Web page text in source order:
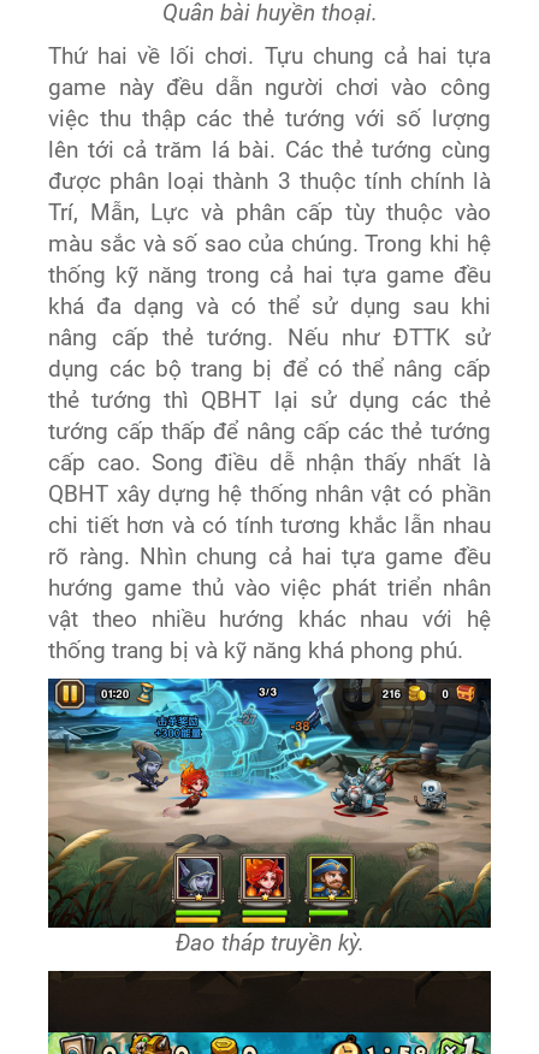
Quân bài huyền thoại.
Thứ hai về lối chơi. Tựu chung cả hai tựa
game này đều dẫn người chơi vào công
việc thu thập các thẻ tướng với số lượng
lên tới cả trăm lá bài. Các thẻ tướng cùng
được phân loại thành 3 thuộc tính chính là
Trí, Mẫn, Lực và phân cấp tùy thuộc vào
màu sắc và số sao của chúng. Trong khi hệ
thống kỹ năng trong cả hai tựa game đều
khá đa dạng và có thể sử dụng sau khi
nâng cấp thẻ tướng. Nếu như ĐTTK sử
dụng các bộ trang bị để có thể nâng cấp
thẻ tướng thì QBHT lại sử dụng các thẻ
tướng cấp thấp để nâng cấp các thẻ tướng
cấp cao. Song điều dễ nhận thấy nhất là
QBHT xây dựng hệ thống nhân vật có phần
chi tiết hơn và có tính tương khắc lẫn nhau
rõ ràng. Nhìn chung cả hai tựa game đều
hướng game thủ vào việc phát triển nhân
vật theo nhiều hướng khác nhau với hệ
thống trang bị và kỹ năng khá phong phú.
Đao tháp truyền kỳ.